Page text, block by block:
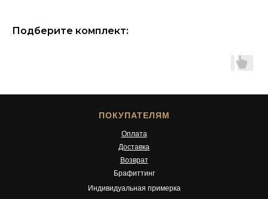
Подберите комплект:
ПОКУПАТЕЛЯМ
Оплата
Доставка
Брафиттинг
Индивидуальная примерка
Возврат